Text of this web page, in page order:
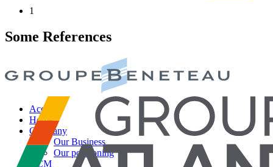
1
Some References
Accueil
Home
Company
Our Business
Our positioning
QCM